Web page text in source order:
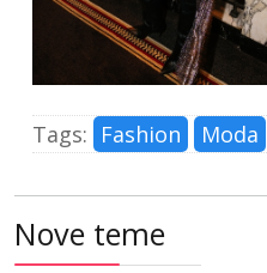
Tags: Fashion Moda
Nove teme